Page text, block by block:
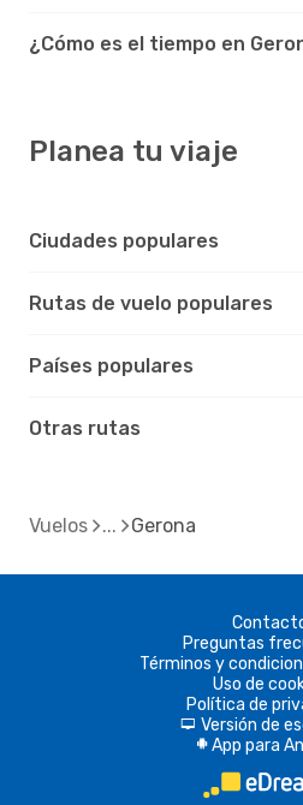
¿Cómo es el tiempo en
Planea tu viaje
Ciudades populares
Rutas de vuelo populares
Países populares
Otras rutas
Vuelos Gerona
Preguntas
Términos y
Uso de
Política de
d Versión de
A App para